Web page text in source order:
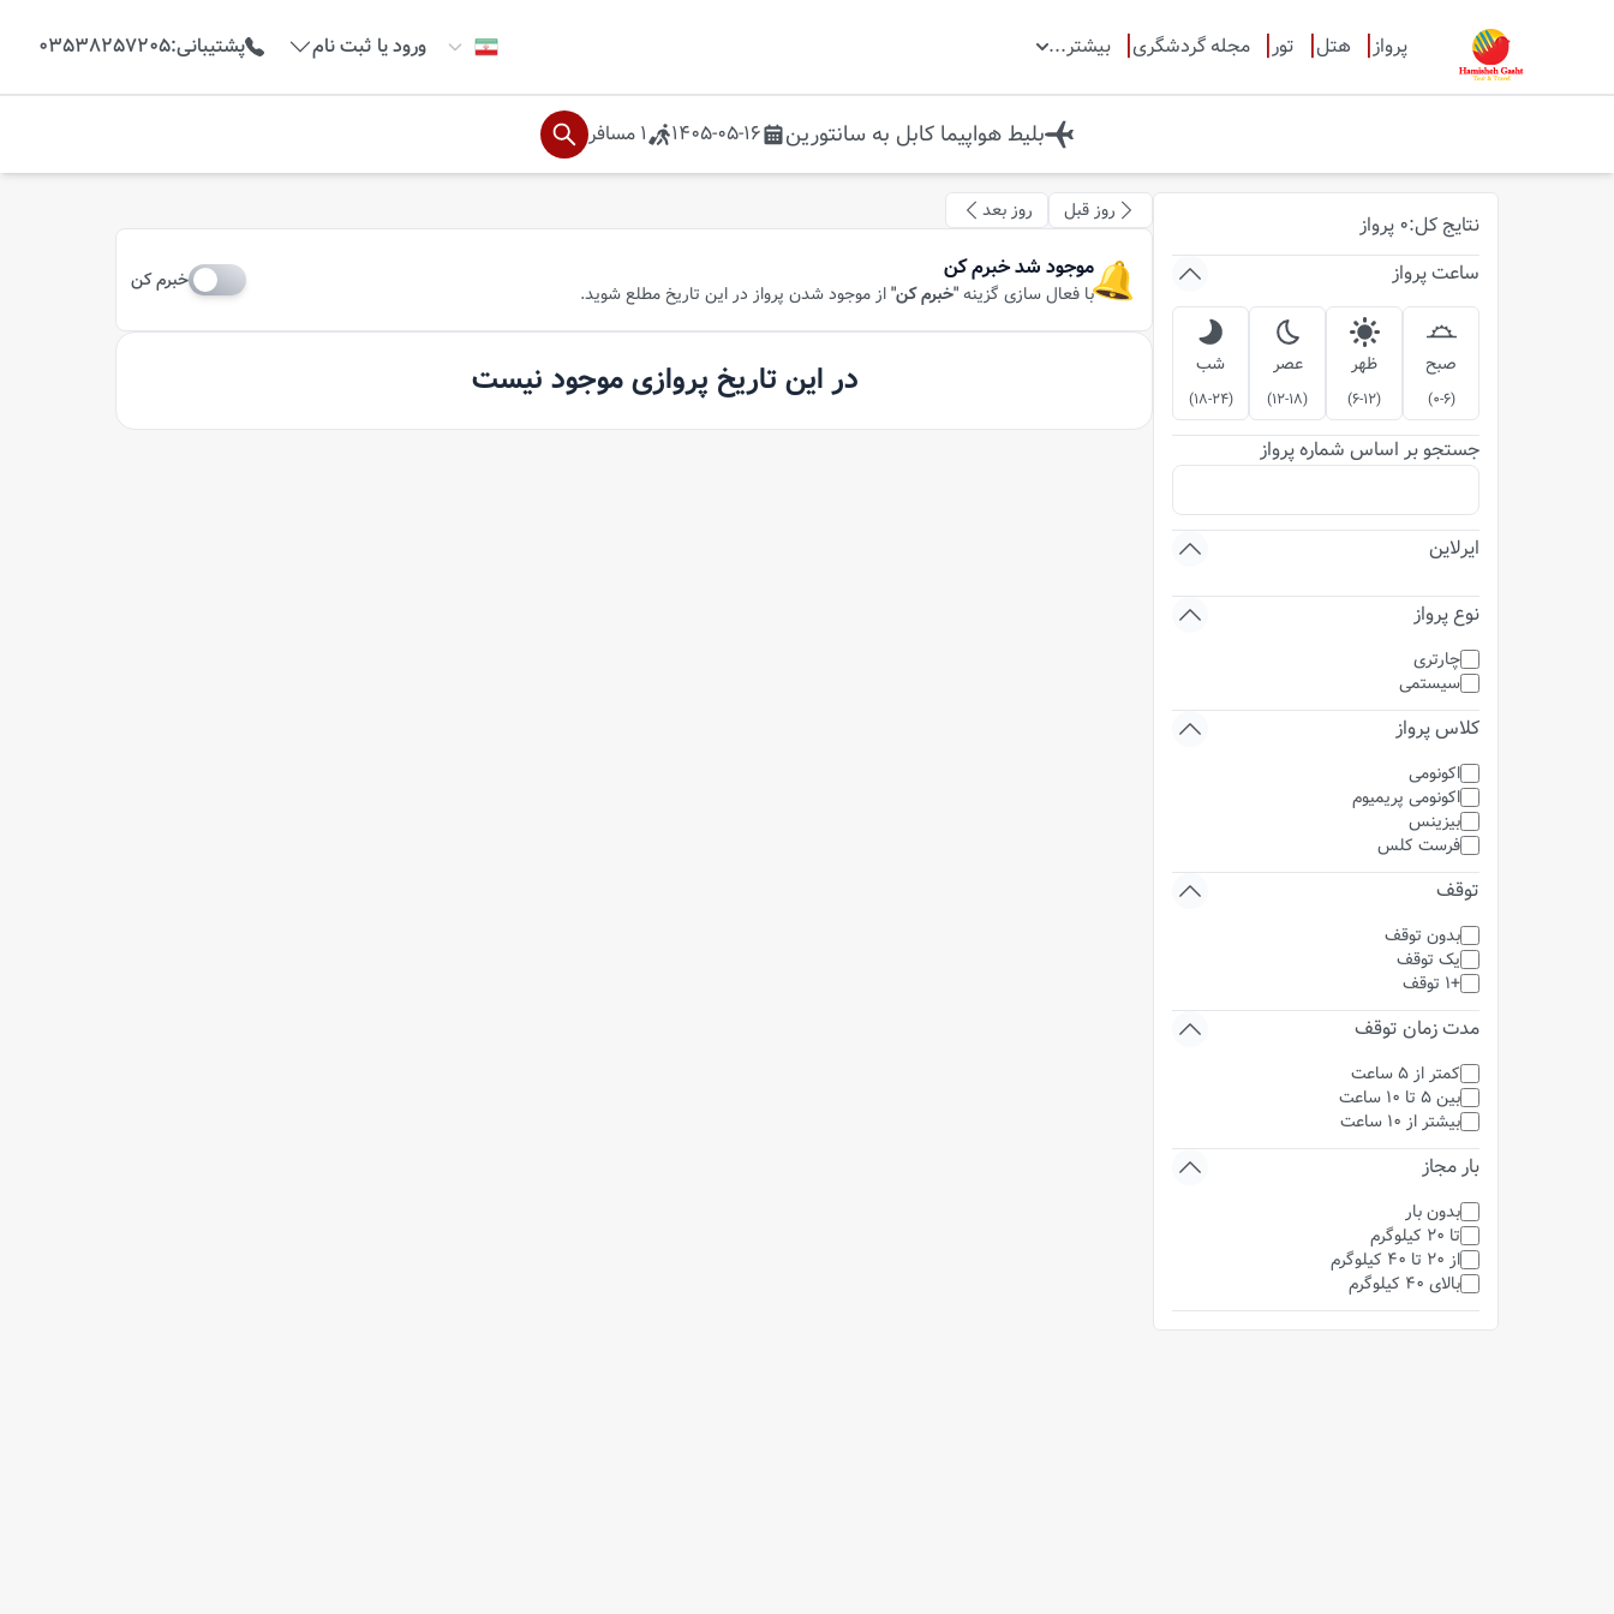
پرواز هتل تور مجله گردشگری بیشتر... ورود یا ثبت نام پشتیبانی:
03538257205
بلیط هواپیما کابل به سانتورین 1405-05-16
1 مسافر
نتایج کل:
0 پرواز
ساعت پرواز
صبح
(
0-6
)
ظهر
(
6-12
)
عصر
(
12-18
)
شب
(
18-24
)
جستجو بر اساس شماره پرواز
ایرلاین
نوع پرواز
چارتری
سیستمی
کلاس پرواز
اکونومی
اکونومی پریمیوم
بیزینس
فرست کلس
توقف
بدون توقف
یک توقف
+1 توقف
مدت زمان توقف
کمتر از 5 ساعت
بین 5 تا 10 ساعت
بیشتر از 10 ساعت
بار مجاز
بدون بار
تا 20 کیلوگرم
از 20 تا 40 کیلوگرم
بالای 40 کیلوگرم
روز قبل روز بعد
موجود شد خبرم کن
با فعال سازی گزینه"خبرم کن"از موجود شدن پرواز در این تاریخ مطلع شوید.
خبرم کن
در این تاریخ پروازی موجود نیست